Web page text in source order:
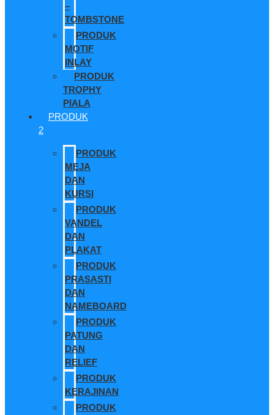
–
TOMBSTONE
PRODUK
MOTIF
INLAY
PRODUK
TROPHY
PIALA
PRODUK
2
PRODUK
MEJA
DAN
KURSI
PRODUK
VANDEL
DAN
PLAKAT
PRODUK
PRASASTI
DAN
NAMEBOARD
PRODUK
PATUNG
DAN
RELIEF
PRODUK
KERAJINAN
PRODUK